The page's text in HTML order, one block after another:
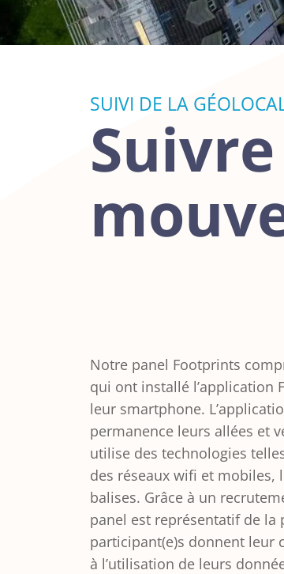
SUIVI DE LA
Notre panel Footprints
qui ont installé l’application
leur smartphone.
permanence leurs allées et
utilise des technologies
des réseaux wifi et mobiles,
balises. Grâce à un
panel est représentatif de la
participant(e)s donnent leur
à l’utilisation de leurs